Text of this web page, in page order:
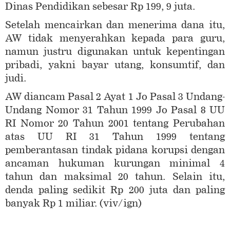
Dinas Pendidikan sebesar Rp 199, 9 juta.
Setelah mencairkan dan menerima dana itu,
AW tidak menyerahkan kepada para guru,
namun justru digunakan untuk kepentingan
pribadi, yakni bayar utang, konsumtif, dan
judi.
AW diancam Pasal 2 Ayat 1 Jo Pasal 3 Undang-
Undang Nomor 31 Tahun 1999 Jo Pasal 8 UU
RI Nomor 20 Tahun 2001 tentang Perubahan
atas UU RI 31 Tahun 1999 tentang
pemberantasan tindak pidana korupsi dengan
ancaman hukuman kurungan minimal 4
tahun dan maksimal 20 tahun. Selain itu,
denda paling sedikit Rp 200 juta dan paling
banyak Rp 1 miliar. (viv/ign)